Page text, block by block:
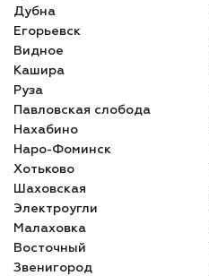
Дубна
Егорьевск
Видное
Кашира
Руза
Павловская слобода
Нахабино
Наро-Фоминск
Хотьково
Шаховская
Электроугли
Малаховка
Восточный
Звенигород